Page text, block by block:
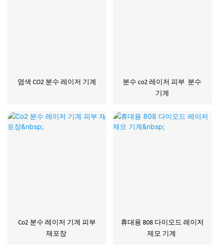
염색 CO2 분수 레이저 기계
분수 co2 레이저 피부 분수
기계
Co2 분수 레이저 기계 피부
재포장
휴대용 808 다이오드 레이저
제모 기계